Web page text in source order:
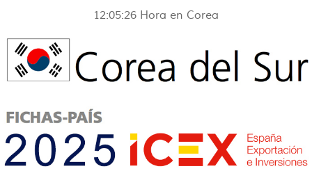
12:05:27 Hora en Corea